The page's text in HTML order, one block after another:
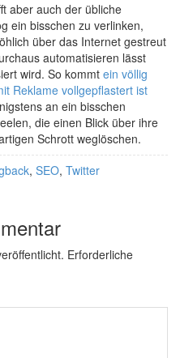
aber auch der übliche
ein bisschen zu verlinken,
über das Internet gestreut
automatisieren lässt
wird. So kommt ein völlig
Reklame vollgepflastert ist
an ein bisschen
die einen Blick über ihre
Schrott weglöschen.
, SEO, Twitter
Erforderliche